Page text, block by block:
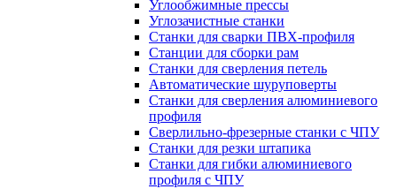
Углообжимные прессы
Углозачистные станки
Станки для сварки ПВХ-профиля
Станции для сборки рам
Станки для сверления петель
Автоматические шуруповерты
Станки для сверления алюминиевого
профиля
Сверлильно-фрезерные станки с ЧПУ
Станки для резки штапика
Станки для гибки алюминиевого
профиля с ЧПУ